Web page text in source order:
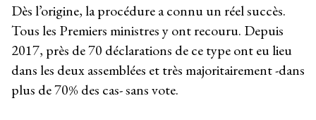
Dès l’origine, la procédure a connu un réel succès.
Tous les Premiers ministres y ont recouru. Depuis
2017, près de 70 déclarations de ce type ont eu lieu
dans les deux assemblées et très majoritairement -dans
plus de 70% des cas- sans vote.